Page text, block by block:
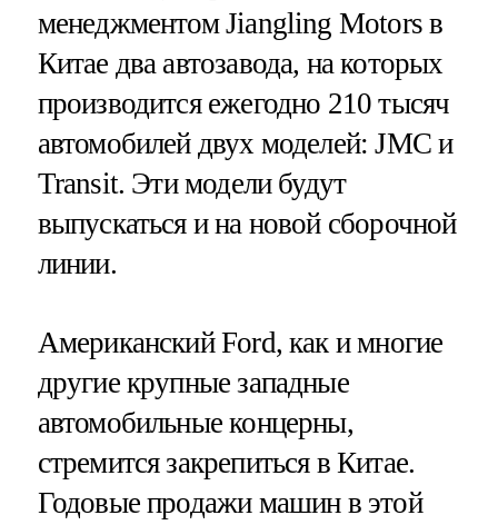
менеджментом Jiangling Motors в
Китае два автозавода, на которых
производится ежегодно 210 тысяч
автомобилей двух моделей: JMC и
Transit. Эти модели будут
выпускаться и на новой сборочной
линии.
Американский Ford, как и многие
другие крупные западные
автомобильные концерны,
стремится закрепиться в Китае.
Годовые продажи машин в этой